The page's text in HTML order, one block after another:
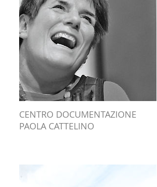
CENTRO DOCUMENTAZIONE
PAOLA CATTELINO